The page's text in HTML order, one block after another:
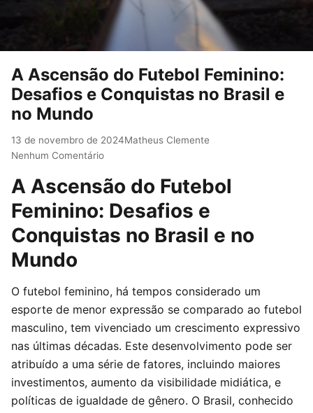
A Ascensão do Futebol Feminino:
Desafios e Conquistas no Brasil e
no Mundo
13 de novembro de 2024Matheus Clemente
Nenhum Comentário
A Ascensão do Futebol
Feminino: Desafios e
Conquistas no Brasil e no
Mundo
O futebol feminino, há tempos considerado um
esporte de menor expressão se comparado ao futebol
masculino, tem vivenciado um crescimento expressivo
nas últimas décadas. Este desenvolvimento pode ser
atribuído a uma série de fatores, incluindo maiores
investimentos, aumento da visibilidade midiática, e
políticas de igualdade de gênero. O Brasil, conhecido